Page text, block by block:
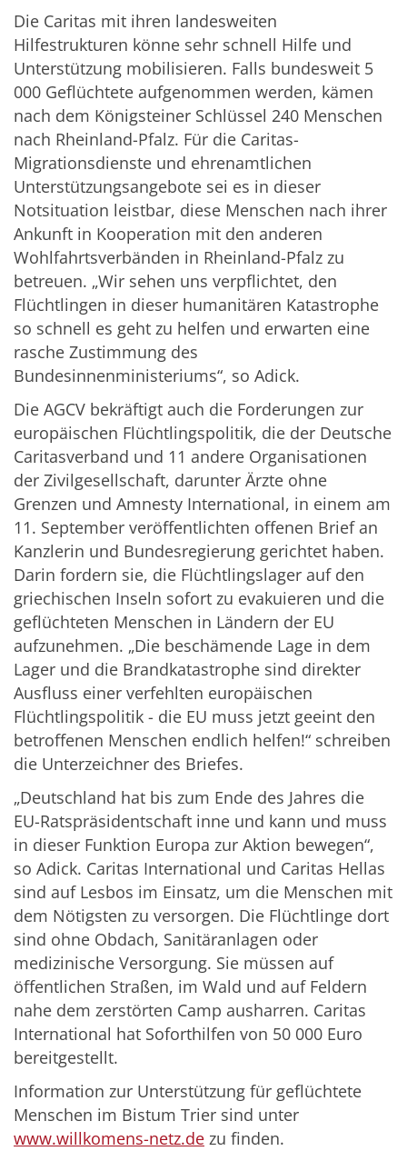
Die Caritas mit ihren landesweiten
Hilfestrukturen könne sehr schnell Hilfe und
Unterstützung mobilisieren. Falls bundesweit 5
000 Geflüchtete aufgenommen werden, kämen
nach dem Königsteiner Schlüssel 240 Menschen
nach Rheinland-Pfalz. Für die Caritas-
Migrationsdienste und ehrenamtlichen
Unterstützungsangebote sei es in dieser
Notsituation leistbar, diese Menschen nach ihrer
Ankunft in Kooperation mit den anderen
Wohlfahrtsverbänden in Rheinland-Pfalz zu
betreuen. „Wir sehen uns verpflichtet, den
Flüchtlingen in dieser humanitären Katastrophe
so schnell es geht zu helfen und erwarten eine
rasche Zustimmung des
Bundesinnenministeriums“, so Adick.
Die AGCV bekräftigt auch die Forderungen zur
europäischen Flüchtlingspolitik, die der Deutsche
Caritasverband und 11 andere Organisationen
der Zivilgesellschaft, darunter Ärzte ohne
Grenzen und Amnesty International, in einem am
11. September veröffentlichten offenen Brief an
Kanzlerin und Bundesregierung gerichtet haben.
Darin fordern sie, die Flüchtlingslager auf den
griechischen Inseln sofort zu evakuieren und die
geflüchteten Menschen in Ländern der EU
aufzunehmen. „Die beschämende Lage in dem
Lager und die Brandkatastrophe sind direkter
Ausfluss einer verfehlten europäischen
Flüchtlingspolitik - die EU muss jetzt geeint den
betroffenen Menschen endlich helfen!“ schreiben
die Unterzeichner des Briefes.
„Deutschland hat bis zum Ende des Jahres die
EU-Ratspräsidentschaft inne und kann und muss
in dieser Funktion Europa zur Aktion bewegen“,
so Adick. Caritas International und Caritas Hellas
sind auf Lesbos im Einsatz, um die Menschen mit
dem Nötigsten zu versorgen. Die Flüchtlinge dort
sind ohne Obdach, Sanitäranlagen oder
medizinische Versorgung. Sie müssen auf
öffentlichen Straßen, im Wald und auf Feldern
nahe dem zerstörten Camp ausharren. Caritas
International hat Soforthilfen von 50 000 Euro
bereitgestellt.
Information zur Unterstützung für geflüchtete
Menschen im Bistum Trier sind unter
www.willkomens-netz.de zu finden.